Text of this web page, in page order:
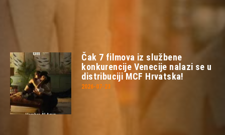
Čak 7 filmova iz službene
konkurencije Venecije nalazi se u
distribuciji MCF Hrvatska!
2026-07-23